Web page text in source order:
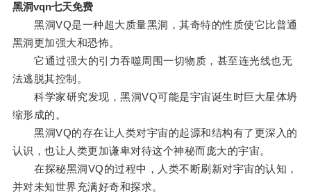
黑洞vqn七天免费
黑洞VQ是一种超大质量黑洞，其奇特的性质使它比普通
黑洞更加强大和恐怖。
它通过强大的引力吞噬周围一切物质，甚至连光线也无
法逃脱其控制。
科学家研究发现，黑洞VQ可能是宇宙诞生时巨大星体坍
缩形成的。
黑洞VQ的存在让人类对宇宙的起源和结构有了更深入的
认识，也让人类更加谦卑对待这个神秘而庞大的宇宙。
在探秘黑洞VQ的过程中，人类不断刷新对宇宙的认知，
并对未知世界充满好奇和探求。